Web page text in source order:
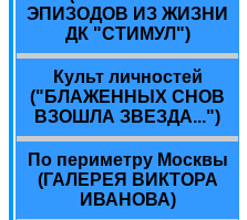
ЭПИЗОДОВ ИЗ ЖИЗНИ
ДК "СТИМУЛ")
Культ личностей
("БЛАЖЕННЫХ СНОВ
ВЗОШЛА ЗВЕЗДА...")
По периметру Москвы
(ГАЛЕРЕЯ ВИКТОРА
ИВАНОВА)